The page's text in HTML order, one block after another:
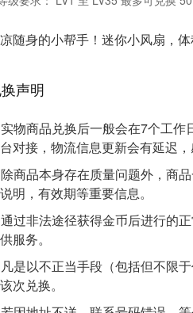
随身的小帮手！迷你小风扇，
换声明
物商品兑换后一般会在7个工
对接，物流信息更新会有延迟，
商品本身存在质量问题外，商
明，有效期等重要信息。
过非法途径获得金币后进行的
服务。
是以不正当手段（包括但不限
次兑换。